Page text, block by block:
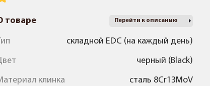
товаре Перейти к описанию
складной EDC (на каждый день)
черный (Black)
клинка сталь 8Cr13MoV